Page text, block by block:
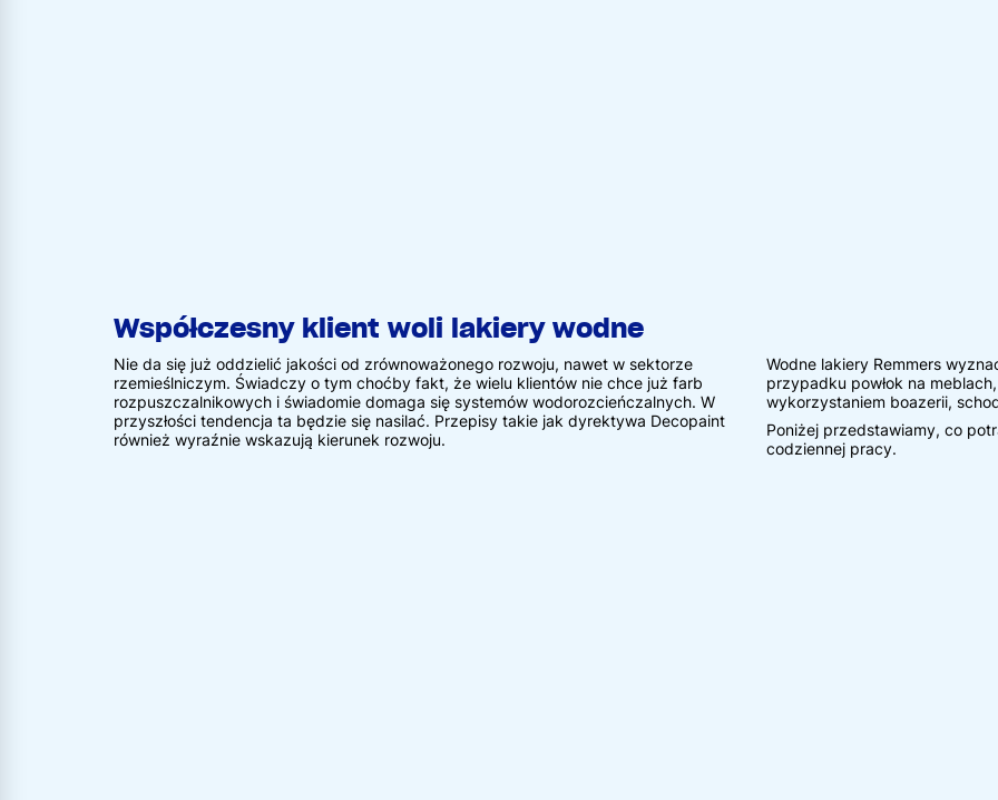
Współczesny klient woli lakiery wodne
Nie da się już oddzielić jakości od zrównoważonego rozwoju, nawet w sektorze
rzemieślniczym. Świadczy o tym choćby fakt, że wielu klientów nie chce już farb
rozpuszczalnikowych i świadomie domaga się systemów wodorozcieńczalnych. W
przyszłości tendencja ta będzie się nasilać. Przepisy takie jak dyrektywa Decopaint
również wyraźnie wskazują kierunek rozwoju.
Wodne lakiery Remmers
przypadku powłok na
wykorzystaniem boazerii,
Poniżej przedstawiamy, co
codziennej pracy.